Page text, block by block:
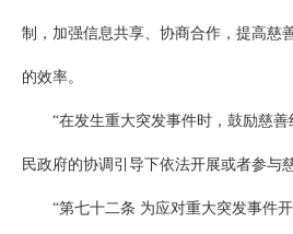
制，加强信息共享、协商合作，提高慈
的效率。
“在发生重大突发事件时，鼓励慈
民政府的协调引导下依法开展或者参与
“第七十二条 为应对重大突发事件